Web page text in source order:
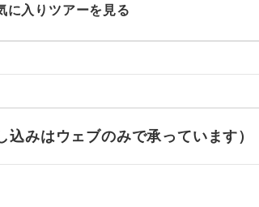
に入りツアーを見る
みはウェブのみで承っています）
利用航空会社が指定なので、ご出発
ご紹介するホテルを指定したコース
用 おひとり様でバス席を2席利⽤でき